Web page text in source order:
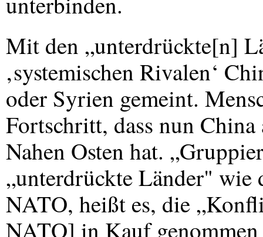
Mit den „unterdrückte[n]
‚systemischen Rivalen‘
oder Syrien gemeint.
Fortschritt, dass nun
Nahen Osten hat.
„unterdrückte Länder" wie
NATO, heißt es, die
NATO] in Kauf